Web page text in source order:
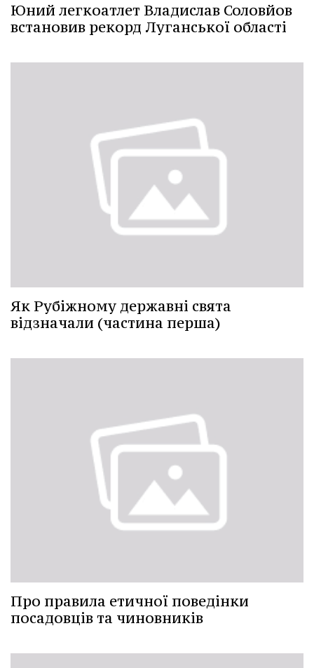
Юний легкоатлет Владислав Соловйов
встановив рекорд Луганської області
Як Рубіжному державні свята
відзначали (частина перша)
Про правила етичної поведінки
посадовців та чиновників